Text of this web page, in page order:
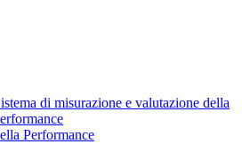
di misurazione e valutazione della
Performance